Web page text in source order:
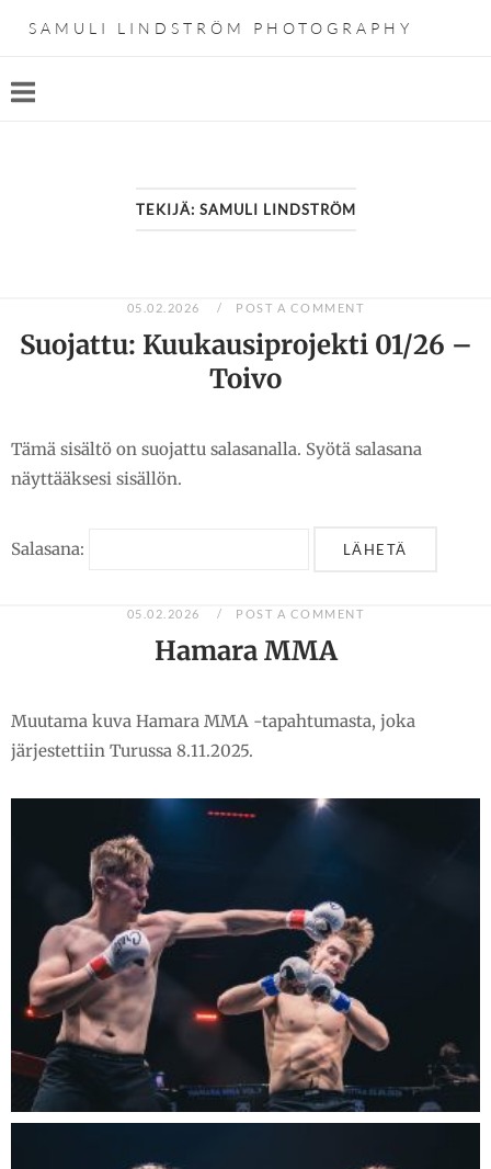
SAMULI LINDSTRÖM PHOTOGRAPHY
TEKIJÄ: SAMULI LINDSTRÖM
05.02.2026 POST A COMMENT
Suojattu: Kuukausiprojekti 01/26 –
Toivo
Tämä sisältö on suojattu salasanalla. Syötä salasana
näyttääksesi sisällön.
Salasana:
05.02.2026 POST A COMMENT
Hamara MMA
Muutama kuva Hamara MMA -tapahtumasta, joka
järjestettiin Turussa 8.11.2025.